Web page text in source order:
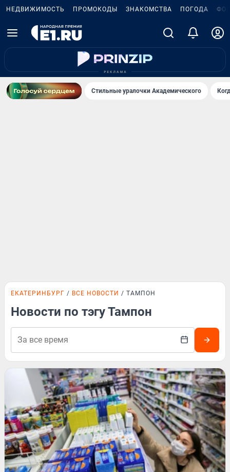
НЕДВИЖИМОСТЬ ПРОМОКОДЫ ЗНАКОМСТВА ПОГОДА
Стильные уралочки Академического
ЕКАТЕРИНБУРГ ВСЕ НОВОСТИ ТАМПОН
Новости по тэгу Тампон